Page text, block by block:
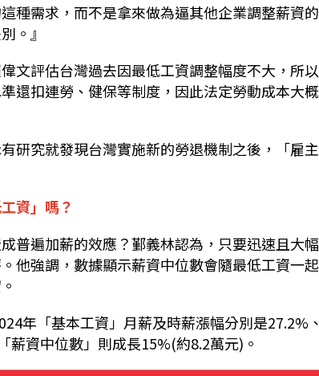
種需求，而不是拿來做為逼其他企業調整薪資
。』
文評估台灣過去因最低工資調整幅度不大，所
還扣連勞、健保等制度，因此法定勞動成本大
研究就發現台灣實施新的勞退機制之後，「雇
資」嗎？
普遍加薪的效應？鄞義林認為，只要迅速且大
他強調，數據顯示薪資中位數會隨最低工資一
年「基本工資」月薪及時薪漲幅分別是27.2%
薪資中位數」則成長15%(約8.2萬元)。